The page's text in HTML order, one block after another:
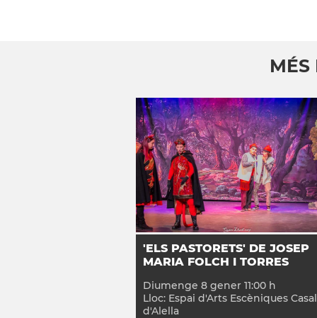
MÉS
'ELS PASTORETS' DE JOSEP
MARIA FOLCH I TORRES
Diumenge 8 gener 11:00 h
Lloc: Espai d'Arts Escèniques Casal
d'Alella